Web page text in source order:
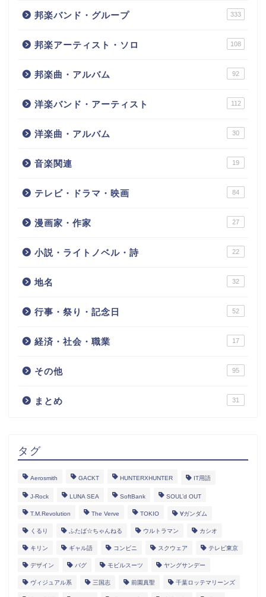
邦楽バンド・グループ 333
邦楽アーティスト・ソロ 108
邦楽曲・アルバム 92
洋楽バンド・アーティスト 112
洋楽曲・アルバム 30
音楽関連 19
テレビ・ドラマ・映画 84
漫画家・作家 27
小説・ライトノベル・詩 22
地名 32
行事・祭り・記念日 52
経済・社会・職業 17
その他 95
まとめ 31
タグ
Aerosmith GACKT HUNTERXHUNTER IT用語
J-Rock LUNA SEA SoftBank SOUL’d OUT
T.M.Revolution The Verve TOKIO ∀ガンダム
くるり ふたば☆ちゃんねる ウルトラマン カシオ
キリン ギャル語 コンビニ スクウェア テレビ東京
デザイン バグ モビルスーツ ヤングサンデー
ヴィジュアル系 三国志 前園真聖 千葉ロッテマリーンズ